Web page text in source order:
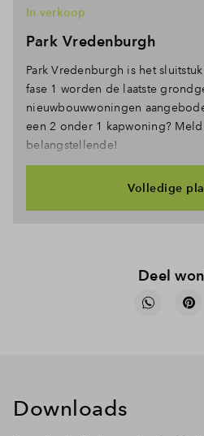
Park Vredenburgh
In verkoop
Park Vredenburgh is het
fase 1 worden de laatste
nieuwbouwwoningen
een 2 onder 1 kapwoning? Meld
belangstellende!
Volledige
Deel
Downloads